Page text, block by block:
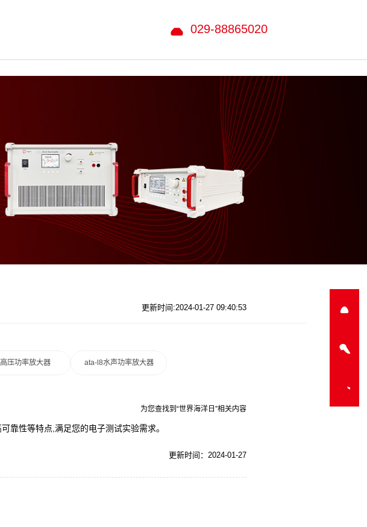
029-88865020
更新时间:2024-01-27 09:40:53
压功率放大器 ata-l8水声功率放大器
为您查找到“世界海洋日”相关内容
靠性等特点,满足您的电子测试实验需求。
更新时间：2024-01-27